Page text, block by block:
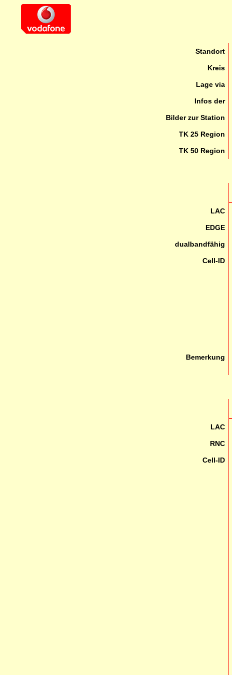
Standort
Kreis
Lage via
Infos der
Bilder zur Station
TK 25 Region
TK 50 Region
LAC
EDGE
dualbandfähig
Cell-ID
Bemerkung
LAC
RNC
Cell-ID